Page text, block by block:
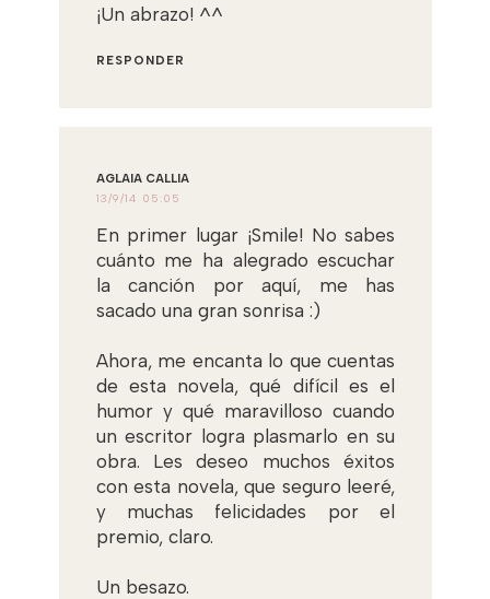
¡Un abrazo! ^^
RESPONDER
AGLAIA CALLIA
13/9/14 05:05
En primer lugar ¡Smile! No sabes
cuánto me ha alegrado escuchar
la canción por aquí, me has
sacado una gran sonrisa :)
Ahora, me encanta lo que cuentas
de esta novela, qué difícil es el
humor y qué maravilloso cuando
un escritor logra plasmarlo en su
obra. Les deseo muchos éxitos
con esta novela, que seguro leeré,
y muchas felicidades por el
premio, claro.
Un besazo.